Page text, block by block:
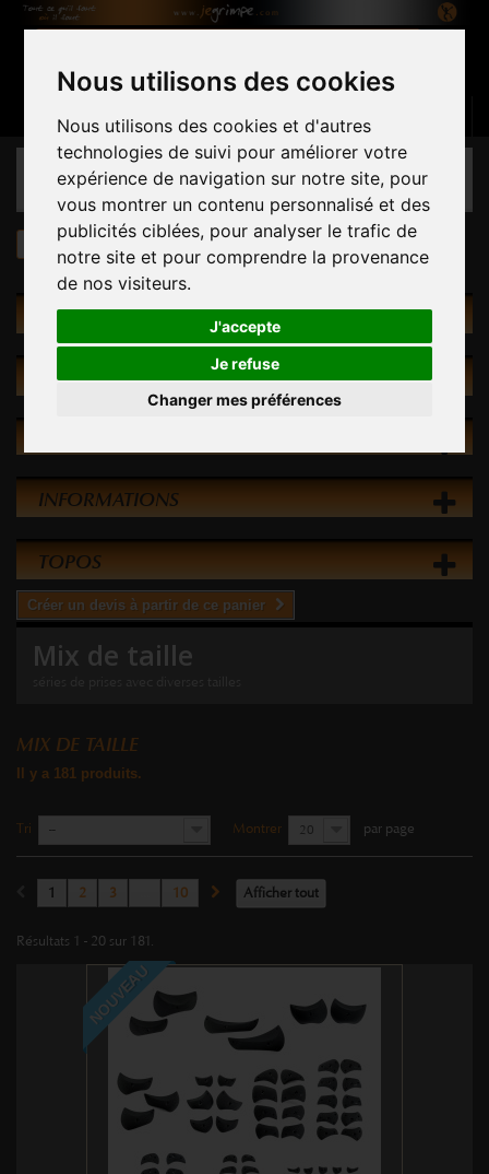
Nous utilisons des cookies
Nous utilisons des cookies et d'autres
technologies de suivi pour améliorer votre
expérience de navigation sur notre site, pour
vous montrer un contenu personnalisé et des
publicités ciblées, pour analyser le trafic de
notre site et pour comprendre la provenance
de nos visiteurs.
J'accepte
Je refuse
Changer mes préférences
Panier (vide)
CATÉGORIES
Mix de taille
RECHERCHE INTUITIVE
PROMOTIONS
INFORMATIONS
TOPOS
Créer un devis à partir de ce panier
Mix de taille
MIX DE TAILLE
Il y a 181 produits.
Tri -- Montrer 20 par page
Afficher tout
1 2 3 10
Résultats 1 - 20 sur 181.
NOUVEAU